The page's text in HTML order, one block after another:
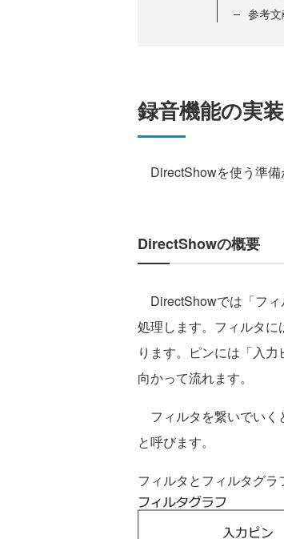
参考
録音機能の実装
DirectShowを使う準備
DirectShowの概要
DirectShowでは「フィ
処理します。フィルタ
ります。ピンには「入
向かって流れます。
フィルタを繋いでいく
と呼びます。
フィルタとフィルタグラ